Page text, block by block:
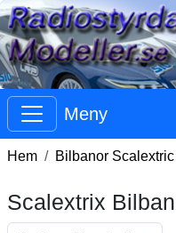
Meny
Hem Bilbanor Scalextric
Scalextrix